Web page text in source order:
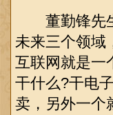
董勤锋先生
未来三个领域
互联网就是一
干什么?干电
卖，另外一个